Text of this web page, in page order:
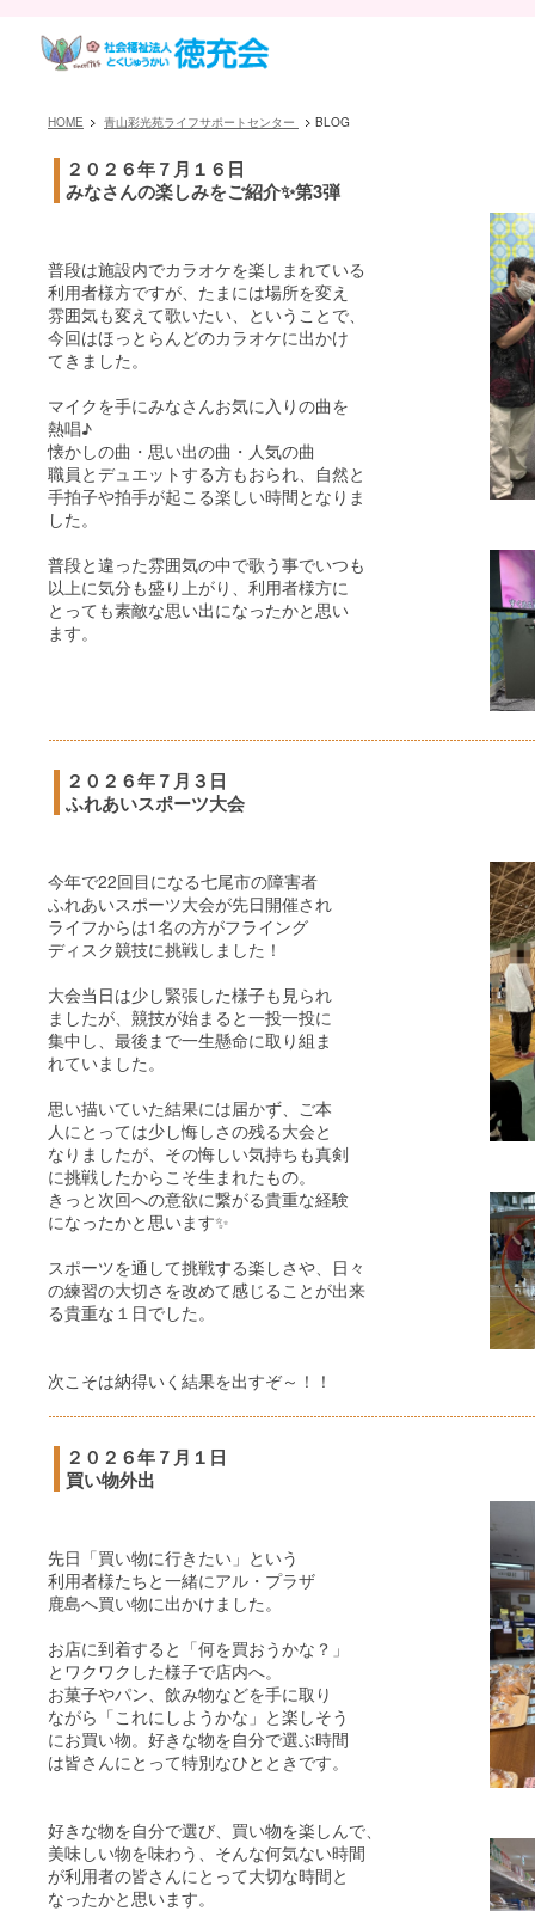
HOME 青山彩光苑ライフサポートセンター BLOG
２０２６年７月１６日
みなさんの楽しみをご紹介✨第3弾
普段は施設内でカラオケを楽しまれている
利用者様方ですが、たまには場所を変え
雰囲気も変えて歌いたい、ということで、
今回はほっとらんどのカラオケに出かけ
てきました。
マイクを手にみなさんお気に入りの曲を
熱唱♪
懐かしの曲・思い出の曲・人気の曲
職員とデュエットする方もおられ、自然と
手拍子や拍手が起こる楽しい時間となりま
した。
普段と違った雰囲気の中で歌う事でいつも
以上に気分も盛り上がり、利用者様方に
とっても素敵な思い出になったかと思い
ます。
２０２６年７月３日
ふれあいスポーツ大会
今年で22回目になる七尾市の障害者
ふれあいスポーツ大会が先日開催され
ライフからは1名の方がフライング
ディスク競技に挑戦しました！
大会当日は少し緊張した様子も見られ
ましたが、競技が始まると一投一投に
集中し、最後まで一生懸命に取り組ま
れていました。
思い描いていた結果には届かず、ご本
人にとっては少し悔しさの残る大会と
なりましたが、その悔しい気持ちも真剣
に挑戦したからこそ生まれたもの。
きっと次回への意欲に繋がる貴重な経験
になったかと思います✨
スポーツを通して挑戦する楽しさや、日々
の練習の大切さを改めて感じることが出来
る貴重な１日でした。
次こそは納得いく結果を出すぞ～！！
２０２６年７月１日
買い物外出
先日「買い物に行きたい」という
利用者様たちと一緒にアル・プラザ
鹿島へ買い物に出かけました。
お店に到着すると「何を買おうかな？」
とワクワクした様子で店内へ。
お菓子やパン、飲み物などを手に取り
ながら「これにしようかな」と楽しそう
にお買い物。好きな物を自分で選ぶ時間
は皆さんにとって特別なひとときです。
好きな物を自分で選び、買い物を楽しんで、
美味しい物を味わう、そんな何気ない時間
が利用者の皆さんにとって大切な時間と
なったかと思います。